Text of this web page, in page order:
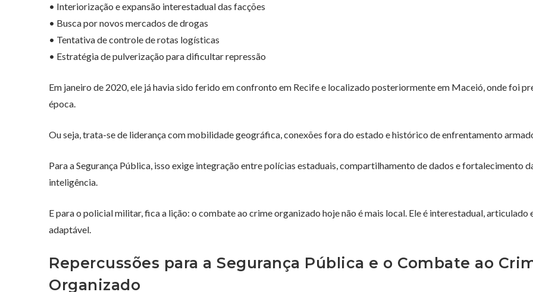
• Interiorização e expansão interestadual das facções
• Busca por novos mercados de drogas
• Tentativa de controle de rotas logísticas
• Estratégia de pulverização para dificultar repressão
Em janeiro de 2020, ele já havia sido ferido em confronto em Recife e localizado posteriormente em Maceió, onde foi
época.
Ou seja, trata-se de liderança com mobilidade geográfica, conexões fora do estado e histórico de enfrentamento
Para a Segurança Pública, isso exige integração entre polícias estaduais, compartilhamento de dados e fortalecimento
inteligência.
E para o policial militar, fica a lição: o combate ao crime organizado hoje não é mais local. Ele é interestadual, articulado
adaptável.
Repercussões para a Segurança Pública e o Combate ao
Organizado